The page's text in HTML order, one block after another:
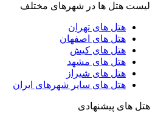
لیست هتل ها در شهرهای مختلف
هتل های تهران
هتل های اصفهان
هتل های کیش
هتل های مشهد
هتل های شیراز
هتل های سایر شهرهای ایران
هتل های پیشنهادی